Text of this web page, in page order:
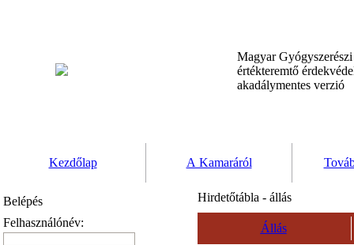
Magyar
értékteremtő
akadálymentes verzió
Kezdőlap A Kamaráról
Belépés
Felhasználónév:
Hirdetőtábla - állás
Állás